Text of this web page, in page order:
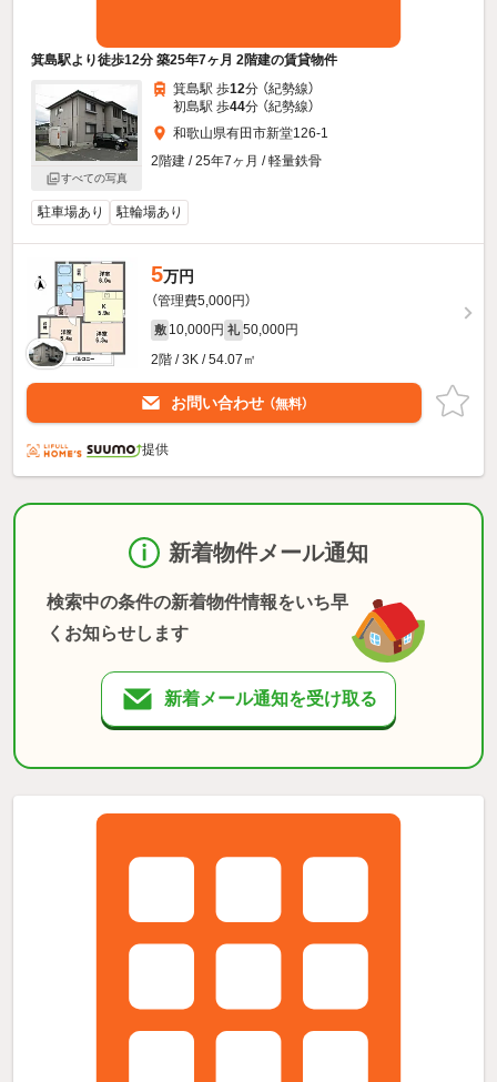
箕島駅より徒歩12分 築25年7ヶ月 2階建の賃貸物件
すべての写真
箕島駅 歩12分 （紀勢線）
初島駅 歩44分 （紀勢線）
和歌山県有田市新堂126-1
2階建 / 25年7ヶ月 / 軽量鉄骨
駐車場あり 駐輪場あり
5万円
（管理費5,000円）
敷 10,000円 礼 50,000円
2階 / 3K / 54.07㎡
お問い合わせ （無料）
提供
新着物件メール通知
検索中の条件の新着物件情報をいち早
くお知らせします
新着メール通知を受け取る